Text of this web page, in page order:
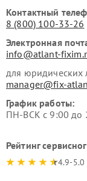
Контактный
8 (800) 100-33-26
Электронная
info@atlant-
для юридических
manager@fix-
График работы:
ПН-ВСК с 9:00 до
Рейтинг
4.9-5.0